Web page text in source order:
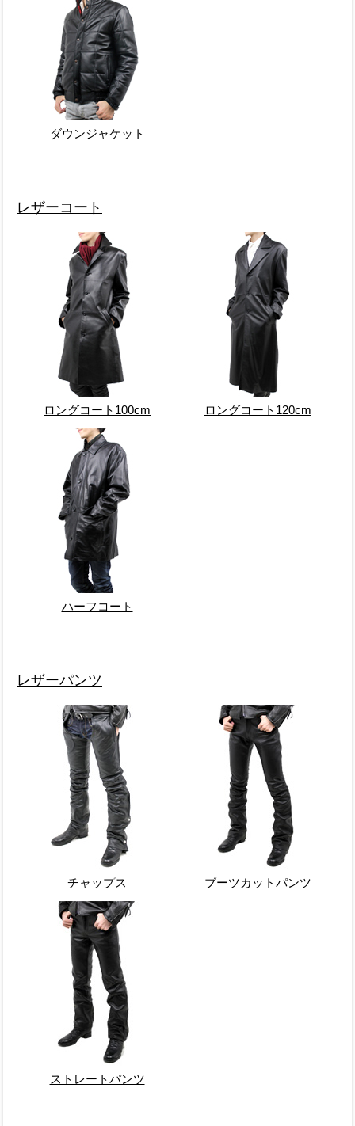
ダウンジャケット
レザーコート
ロングコート100cm ロングコート120cm
ハーフコート
レザーパンツ
チャップス ブーツカットパンツ
ストレートパンツ